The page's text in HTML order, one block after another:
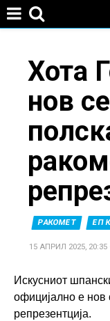
You
here
Хота
нов
РАКОМЕТ ЕП
15 АПРИЛ 2025, 20:35
Искусниот
официјално е нов
репрезентција.